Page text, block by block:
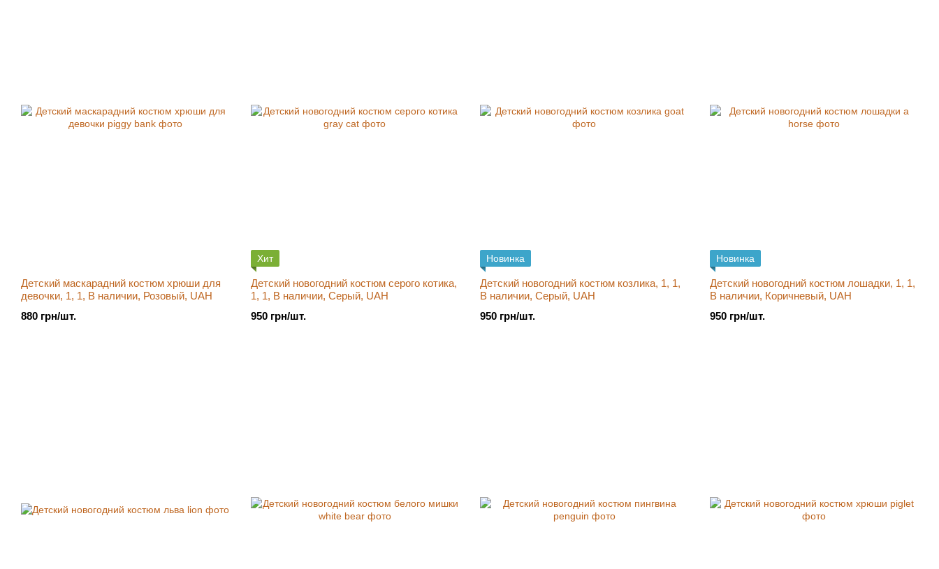
Детский маскарадний костюм хрюши для
девочки, 1, 1, В наличии, Розовый, UAH
880 грн/шт.
Хит
Детский новогодний костюм серого котика,
1, 1, В наличии, Серый, UAH
950 грн/шт.
Новинка
Детский новогодний костюм козлика, 1, 1,
В наличии, Серый, UAH
950 грн/шт.
Новинка
Детский новогодний костюм лошадки, 1, 1,
В наличии, Коричневый, UAH
950 грн/шт.